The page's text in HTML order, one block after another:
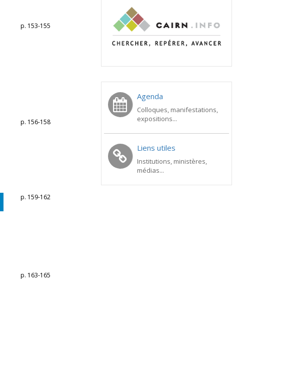
p. 153-155
p. 156-158
p. 159-162
p. 163-165
Agenda
Colloques, manifestations,
expositions...
Liens utiles
Institutions, ministères,
médias...